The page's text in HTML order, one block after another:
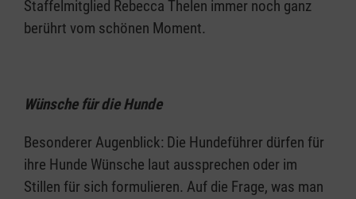
Staffelmitglied Rebecca Thelen immer noch ganz
berührt vom schönen Moment.
Wünsche für die Hunde
Besonderer Augenblick: Die Hundeführer dürfen für
ihre Hunde Wünsche laut aussprechen oder im
Stillen für sich formulieren. Auf die Frage, was man